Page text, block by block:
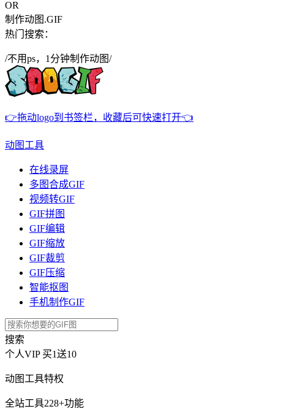
OR
制作动图.GIF
热门搜索：
/不用ps，1分钟制作动图/
👉拖动logo到书签栏，收藏后可快速打开👈
动图工具
在线录屏
多图合成GIF
视频转GIF
GIF拼图
GIF编辑
GIF缩放
GIF裁剪
GIF压缩
智能抠图
手机制作GIF
搜索
个人VIP 买1送10
动图工具特权
全站工具228+功能